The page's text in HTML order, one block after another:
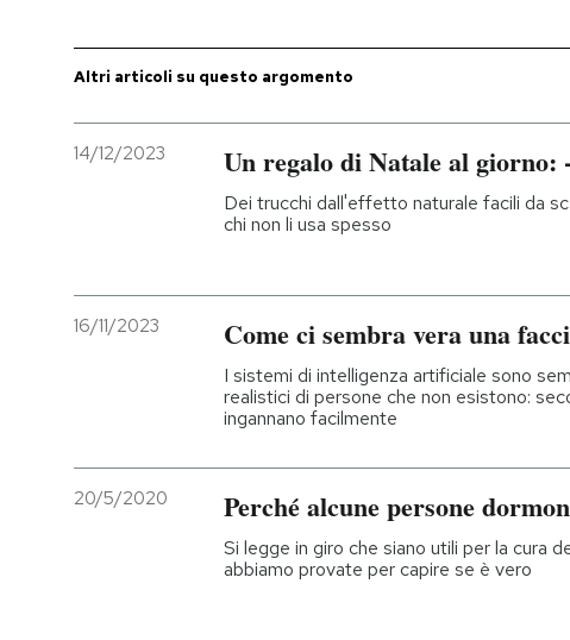
CALENDARIO
AREA PERSONALE
Entra
Altri articoli su questo argomento
14/12/2023 Un regalo di Natale al giorno:
Dei trucchi dall'effetto naturale facili da
chi non li usa spesso
16/11/2023 Come ci sembra vera una
I sistemi di intelligenza artificiale sono
realistici di persone che non esistono:
ingannano facilmente
20/5/2020 Perché alcune persone
Si legge in giro che siano utili per la cura
abbiamo provate per capire se è vero